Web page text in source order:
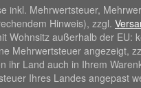
inkl. Mehrwertsteuer,
Hinweis), zzgl.
Wohnsitz außerhalb der EU:
Mehrwertsteuer angezeigt,
ihr Land auch in Ihrem
Ihres Landes angepast